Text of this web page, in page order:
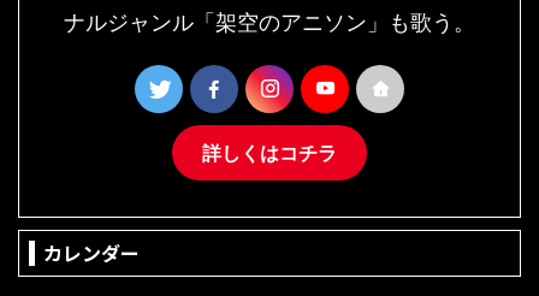
ナルジャンル「架空のアニソン」も歌う。
詳しくはコチラ
カレンダー